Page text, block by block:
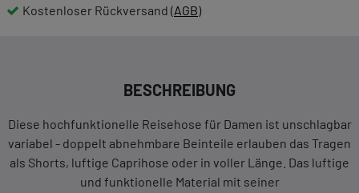
Kostenloser Rückversand (AGB)
BESCHREIBUNG
Diese hochfunktionelle Reisehose für Damen ist unschlagbar
variabel - doppelt abnehmbare Beinteile erlauben das Tragen
als Shorts, luftige Caprihose oder in voller Länge. Das luftige
und funktionelle Material mit seiner